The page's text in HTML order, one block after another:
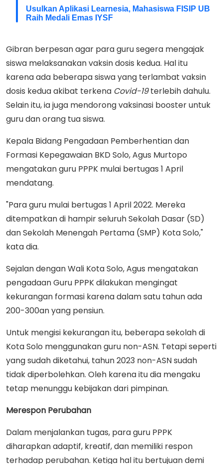
Usulkan Aplikasi Learnesia, Mahasiswa FISIP UB
Raih Medali Emas IYSF
Gibran berpesan agar para guru segera mengajak
siswa melaksanakan vaksin dosis kedua. Hal itu
karena ada beberapa siswa yang terlambat vaksin
dosis kedua akibat terkena Covid-19terlebih dahulu.
Selain itu, ia juga mendorong vaksinasi booster untuk
guru dan orang tua siswa.
Kepala Bidang Pengadaan Pemberhentian dan
Formasi Kepegawaian BKD Solo, Agus Murtopo
mengatakan guru PPPK mulai bertugas 1 April
mendatang.
"Para guru mulai bertugas 1 April 2022. Mereka
ditempatkan di hampir seluruh Sekolah Dasar (SD)
dan Sekolah Menengah Pertama (SMP) Kota Solo,"
kata dia.
Sejalan dengan Wali Kota Solo, Agus mengatakan
pengadaan Guru PPPK dilakukan mengingat
kekurangan formasi karena dalam satu tahun ada
200-300an yang pensiun.
Untuk mengisi kekurangan itu, beberapa sekolah di
Kota Solo menggunakan guru non-ASN. Tetapi seperti
yang sudah diketahui, tahun 2023 non-ASN sudah
tidak diperbolehkan. Oleh karena itu dia mengaku
tetap menunggu kebijakan dari pimpinan.
Merespon Perubahan
Dalam menjalankan tugas, para guru PPPK
diharapkan adaptif, kreatif, dan memiliki respon
terhadap perubahan. Ketiga hal itu bertujuan demi